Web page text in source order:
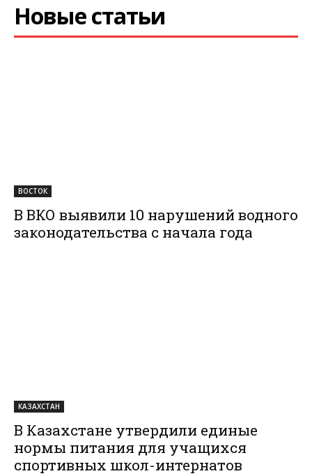
Новые статьи
ВОСТОК
В ВКО выявили 10 нарушений водного
законодательства с начала года
КАЗАХСТАН
В Казахстане утвердили единые
нормы питания для учащихся
спортивных школ-интернатов